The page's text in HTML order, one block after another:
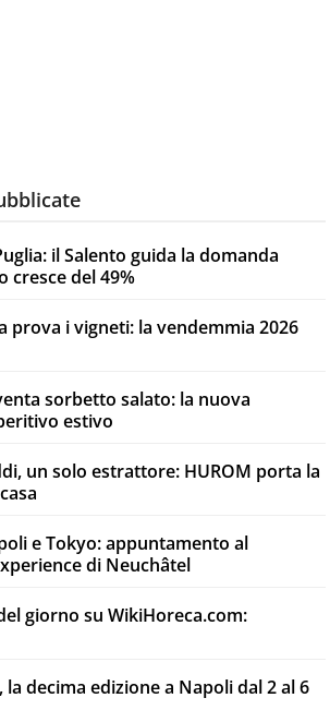
il Salento guida la domanda
cresce del 49%
prova i vigneti: la vendemmia 2026
sorbetto salato: la nuova
estivo
un solo estrattore: HUROM porta la
e Tokyo: appuntamento al
di Neuchâtel
giorno su WikiHoreca.com:
la decima edizione a Napoli dal 2 al 6